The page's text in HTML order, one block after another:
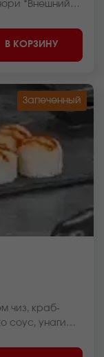
*Внешний
В КОРЗИНУ
Запеченный
чиз, краб-
унаги